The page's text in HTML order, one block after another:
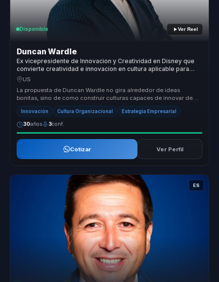
Disponible Ver Reel
Duncan Wardle
Ex vicepresidente de Innovacion y Creatividad en Disney que
convierte creatividad e innovacion en cultura aplicable para
lideres que deben reinventarse.
US
La propuesta de Duncan Wardle no gira alrededor de ideas
bonitas, sino de como construir culturas capaces de innovar de
forma sostenida. ...
Innovación Cultura Organizacional Estrategia Empresarial
30años 3conf.
Cotizar Ver Perfil
ES